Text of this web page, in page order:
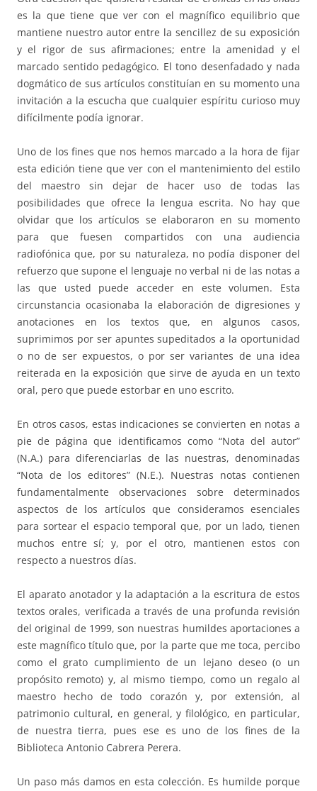
es la que tiene que ver con el magnífico equilibrio que
mantiene nuestro autor entre la sencillez de su exposición
y el rigor de sus afirmaciones; entre la amenidad y el
marcado sentido pedagógico. El tono desenfadado y nada
dogmático de sus artículos constituían en su momento una
invitación a la escucha que cualquier espíritu curioso muy
difícilmente podía ignorar.
Uno de los fines que nos hemos marcado a la hora de fijar
esta edición tiene que ver con el mantenimiento del estilo
del maestro sin dejar de hacer uso de todas las
posibilidades que ofrece la lengua escrita. No hay que
olvidar que los artículos se elaboraron en su momento
para que fuesen compartidos con una audiencia
radiofónica que, por su naturaleza, no podía disponer del
refuerzo que supone el lenguaje no verbal ni de las notas a
las que usted puede acceder en este volumen. Esta
circunstancia ocasionaba la elaboración de digresiones y
anotaciones en los textos que, en algunos casos,
suprimimos por ser apuntes supeditados a la oportunidad
o no de ser expuestos, o por ser variantes de una idea
reiterada en la exposición que sirve de ayuda en un texto
oral, pero que puede estorbar en uno escrito.
En otros casos, estas indicaciones se convierten en notas a
pie de página que identificamos como “Nota del autor”
(N.A.) para diferenciarlas de las nuestras, denominadas
“Nota de los editores” (N.E.). Nuestras notas contienen
fundamentalmente observaciones sobre determinados
aspectos de los artículos que consideramos esenciales
para sortear el espacio temporal que, por un lado, tienen
muchos entre sí; y, por el otro, mantienen estos con
respecto a nuestros días.
El aparato anotador y la adaptación a la escritura de estos
textos orales, verificada a través de una profunda revisión
del original de 1999, son nuestras humildes aportaciones a
este magnífico título que, por la parte que me toca, percibo
como el grato cumplimiento de un lejano deseo (o un
propósito remoto) y, al mismo tiempo, como un regalo al
maestro hecho de todo corazón y, por extensión, al
patrimonio cultural, en general, y filológico, en particular,
de nuestra tierra, pues ese es uno de los fines de la
Biblioteca Antonio Cabrera Perera.
Un paso más damos en esta colección. Es humilde porque